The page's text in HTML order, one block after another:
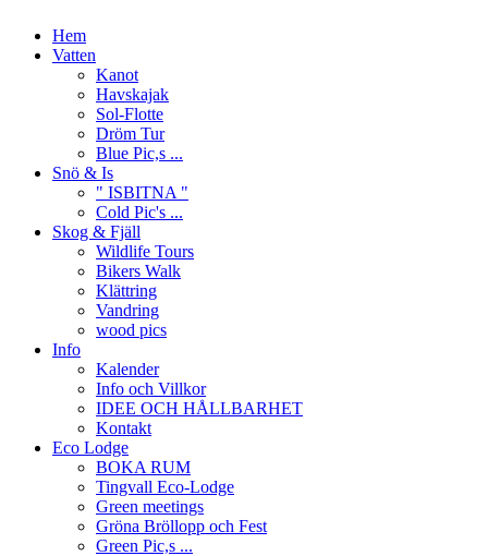
Hem
Vatten
Kanot
Havskajak
Sol-Flotte
Dröm Tur
Blue Pic,s ...
Snö & Is
" ISBITNA "
Cold Pic's ...
Skog & Fjäll
Wildlife Tours
Bikers Walk
Klättring
Vandring
wood pics
Info
Kalender
Info och Villkor
IDEE OCH HÅLLBARHET
Kontakt
Eco Lodge
BOKA RUM
Tingvall Eco-Lodge
Green meetings
Gröna Bröllopp och Fest
Green Pic,s ...